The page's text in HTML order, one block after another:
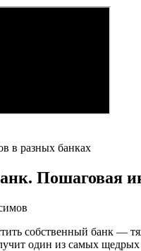
в разных банках
Пошаговая
собственный банк —
один из самых щедрых